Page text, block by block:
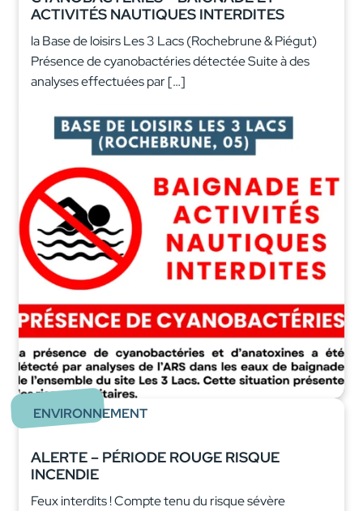
ACTIVITÉS NAUTIQUES INTERDITES
la Base de loisirs Les 3 Lacs (Rochebrune & Piégut)
Présence de cyanobactéries détectée Suite à des
analyses effectuées par […]
ENVIRONNEMENT
ALERTE – PÉRIODE ROUGE RISQUE
INCENDIE
Feux interdits ! Compte tenu du risque sévère